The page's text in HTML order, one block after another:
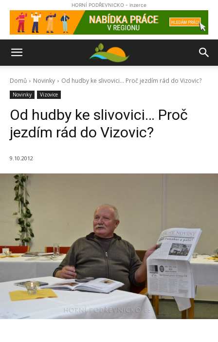
HORNÍ PODŘEVNICKO - inzerce
Domů Novinky Od hudby ke slivovici... Proč jezdím rád do Vizovic?
Novinky Vizovice
Od hudby ke slivovici… Proč
jezdím rád do Vizovic?
9.10.2012